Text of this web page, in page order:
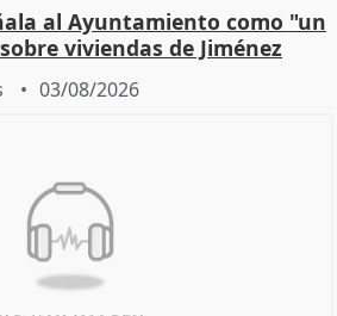
al Ayuntamiento como "un
viviendas de Jiménez
03/08/2026